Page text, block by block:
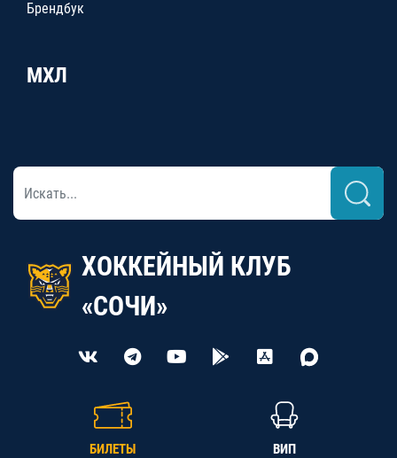
Брендбук
МХЛ
ХОККЕЙНЫЙ КЛУБ
«СОЧИ»
БИЛЕТЫ ВИП